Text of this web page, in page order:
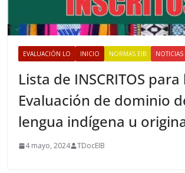
EVALUACIÓN LO INICIO NORMAS EIB NOTICIAS
Lista de INSCRITOS para
Evaluación de dominio
lengua indígena u
4 mayo, 2024 TDocEIB